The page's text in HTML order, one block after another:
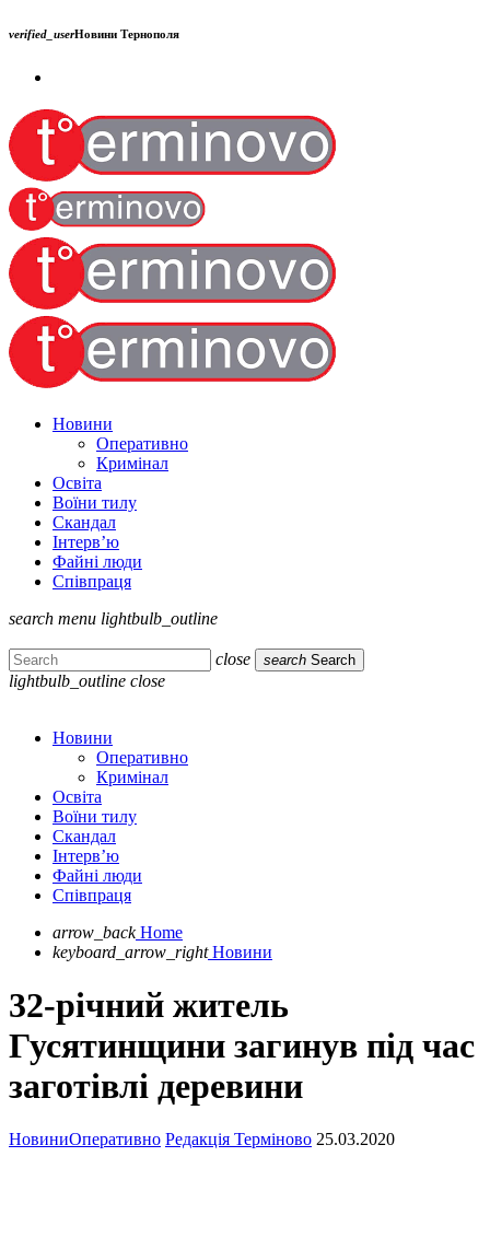
verified_userНовини Тернополя
Новини
Оперативно
Кримінал
Освіта
Воїни тилу
Скандал
Інтерв’ю
Файні люди
Співпраця
search menu lightbulb_outline
close search Search
lightbulb_outline close
Новини
Оперативно
Кримінал
Освіта
Воїни тилу
Скандал
Інтерв’ю
Файні люди
Співпраця
arrow_back Home
keyboard_arrow_right Новини
32-річний житель
Гусятинщини загинув під час
заготівлі деревини
НовиниОперативно Редакція Терміново 25.03.2020